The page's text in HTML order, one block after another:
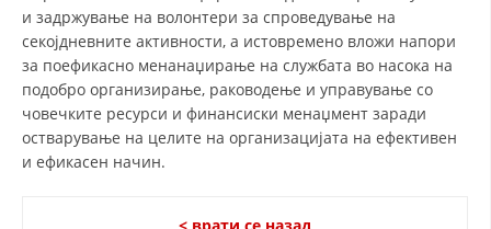
ПОДГОТВЕНОСТ И ДЕЈСТВО ПРИ КАТАСТРОФИ
СПАСИТЕЛНА СТАНИЦА ВОДНО
ПРОЕКТИ – ПОДГОТВЕНОСТ И ДЕЈСТВУВАЊЕ ПРИ КАТАСТРОФИ
ИСТРАЖУВАЊЕ НА ЈАВНО МИСЛЕЊЕ
и задржување на волонтери за спроведување на
секојдневните активности, а истовремено вложи напори
за поефикасно менанаџирање на службата во насока на
подобро организирање, раководење и управување со
човечките ресурси и финансиски менаџмент заради
остварување на целите на организацијата на ефективен
и ефикасен начин.